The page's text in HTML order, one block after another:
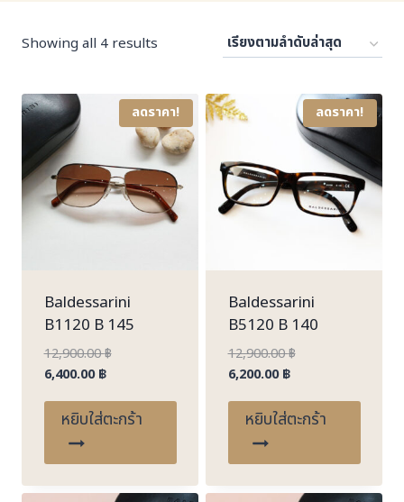
Showing all 4 results
latest
ลดราคา!
Baldessarini
B1120 B 145
12,900.00฿Original
12,900.00 ฿.
6,400.00฿Current
is:
หยิบใส่ตะกร้า
ลดราคา!
Baldessarini
B5120 B 140
12,900.00฿Original
12,900.00 ฿.
6,200.00฿Current
is:
หยิบใส่ตะกร้า